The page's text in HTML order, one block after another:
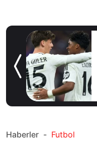
Haberler - Futbol